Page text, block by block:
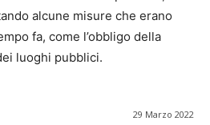
alcune misure che erano
fa, come l’obbligo della
luoghi pubblici.
29 Marzo 2022